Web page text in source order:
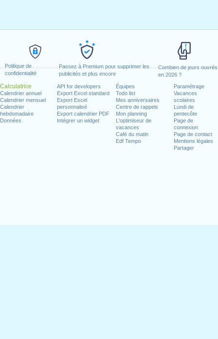
Politique de
confidentialité
Passez à Premium pour supprimer les
publicités et plus encore
Combien de jours ouvrés
en 2026 ?
Calculatrice
Calendrier annuel
Calendrier mensuel
Calendrier
hebdomadaire
Données
API for developers
Export Excel standard
Export Excel
personnalisé
Export calendrier PDF
Intégrer un widget
Équipes
Todo list
Mes anniversaires
Centre de rappels
Mon planning
L'optimiseur de
vacances
Café du matin
Edf Tempo
Paramétrage
Vacances
scolaires
Lundi de
pentecôte
Page de
connexion
Page de contact
Mentions légales
Partager